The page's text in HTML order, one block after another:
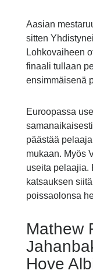
Aasian
sitten
Lohkovaiheen
finaali tullaan
ensimmäisenä
Euroopassa
päästää
mukaan. Myös
useita pelaajia.
katsauksen
poissaolonsa
Mathew
Hove